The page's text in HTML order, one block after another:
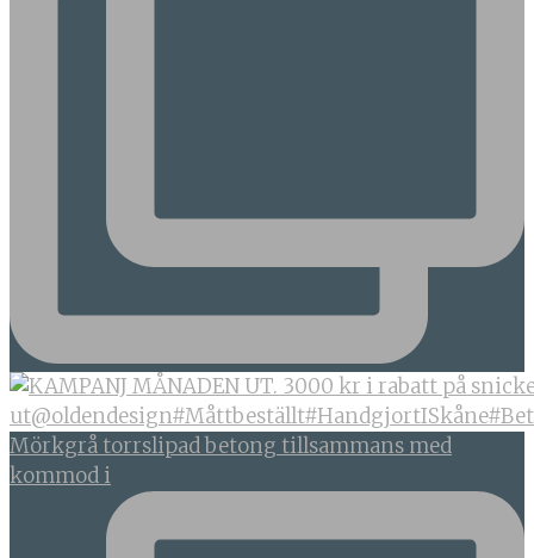
Mörkgrå torrslipad betong tillsammans med
kommod i